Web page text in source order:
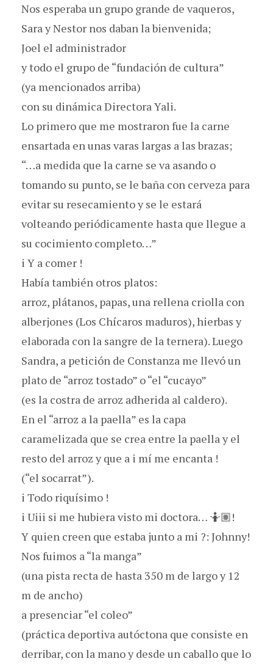
Nos esperaba un grupo grande de vaqueros,
Sara y Nestor nos daban la bienvenida;
Joel el administrador
y todo el grupo de “fundación de cultura”
(ya mencionados arriba)
con su dinámica Directora Yali.
Lo primero que me mostraron fue la carne
ensartada en unas varas largas a las brazas;
“…a medida que la carne se va asando o
tomando su punto, se le baña con cerveza para
evitar su resecamiento y se le estará
volteando periódicamente hasta que llegue a
su cocimiento completo…”
i Y a comer !
Había también otros platos:
arroz, plátanos, papas, una rellena criolla con
alberjones (Los Chícaros maduros), hierbas y
elaborada con la sangre de la ternera). Luego
Sandra, a petición de Constanza me llevó un
plato de “arroz tostado” o “el “cucayo”
(es la costra de arroz adherida al caldero).
En el “arroz a la paella” es la capa
caramelizada que se crea entre la paella y el
resto del arroz y que a i mí me encanta !
(“el socarrat”).
i Todo riquísimo !
i Uiii si me hubiera visto mi doctora… 🤷🏽!
Y quien creen que estaba junto a mi ?: Johnny!
Nos fuimos a “la manga”
(una pista recta de hasta 350 m de largo y 12
m de ancho)
a presenciar “el coleo”
(práctica deportiva autóctona que consiste en
derribar, con la mano y desde un caballo que lo